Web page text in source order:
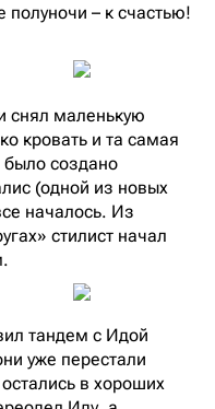
полуночи – к счастью!
снял маленькую
кровать и та самая
создано
(одной из новых
началось. Из
стилист начал
тандем с Идой
уже перестали
в хороших